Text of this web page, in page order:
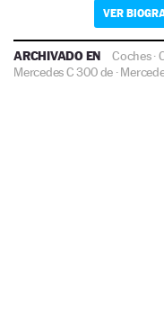
VER
ARCHIVADO EN Coches·
Mercedes C 300 de ·